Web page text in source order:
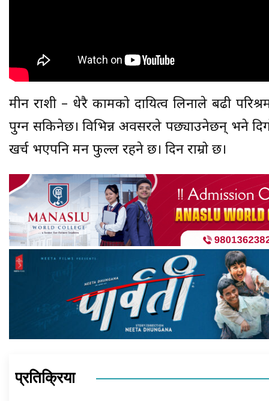
मीन राशी – धेरै कामको दायित्व लिनाले बढी परिश्रम
पुग्न सकिनेछ। विभिन्न अवसरले पछ्याउनेछन् भने
खर्च भएपनि मन प्रफुल्ल रहने छ। दिन राम्रो छ।
प्रतिक्रिया